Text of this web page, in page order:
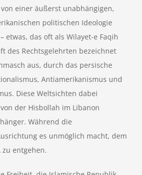
einer äußerst unabhängigen,
politischen Ideologie
etwas, das oft als Wilayet-e Faqih
des Rechtsgelehrten bezeichnet
aus, durch das persische
Antiamerikanismus und
Diese Weltsichten dabei
der Hisbollah im Libanon
Während die
es unmöglich macht, dem
zu entgehen.